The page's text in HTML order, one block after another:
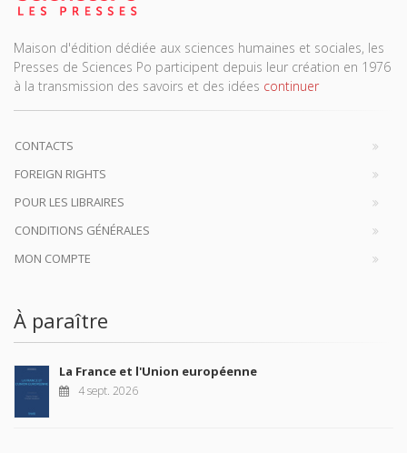
Maison d'édition dédiée aux sciences humaines et sociales, les
Presses de Sciences Po participent depuis leur création en 1976
à la transmission des savoirs et des idées continuer
CONTACTS
FOREIGN RIGHTS
POUR LES LIBRAIRES
CONDITIONS GÉNÉRALES
MON COMPTE
À paraître
La France et l'Union européenne
4 sept. 2026